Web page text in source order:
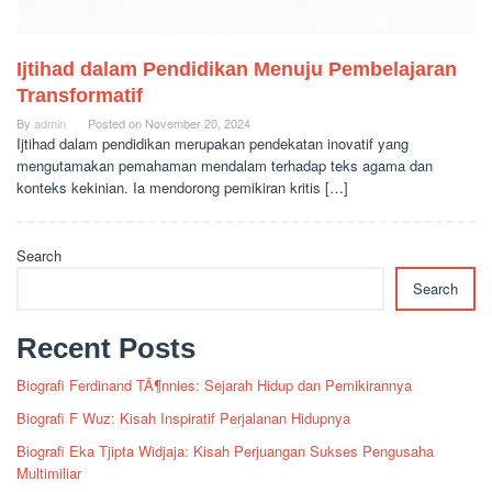
Ijtihad dalam Pendidikan Menuju Pembelajaran
Transformatif
By admin Posted on November 20, 2024
Ijtihad dalam pendidikan merupakan pendekatan inovatif yang
mengutamakan pemahaman mendalam terhadap teks agama dan
konteks kekinian. Ia mendorong pemikiran kritis […]
Search
Search
Recent Posts
Biografi Ferdinand TÃ¶nnies: Sejarah Hidup dan Pemikirannya
Biografi F Wuz: Kisah Inspiratif Perjalanan Hidupnya
Biografi Eka Tjipta Widjaja: Kisah Perjuangan Sukses Pengusaha
Multimiliar